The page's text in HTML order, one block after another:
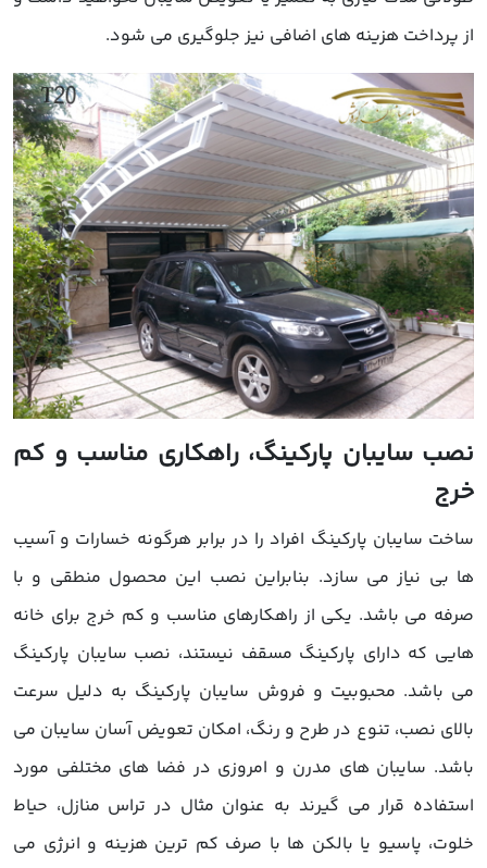
پرداخت هزینه های اضافی نیز جلوگیری می شود.
سایبان پارکینگ، راهکاری مناسب و کم
سایبان پارکینگ افراد را در برابر هرگونه خسارات و آسیب
بی نیاز می سازد. بنابراین نصب این محصول منطقی و با
می باشد. یکی از راهکارهای مناسب و کم خرج برای خانه
که دارای پارکینگ مسقف نیستند، نصب سایبان پارکینگ
باشد. محبوبیت و فروش سایبان پارکینگ به دلیل سرعت
نصب، تنوع در طرح و رنگ، امکان تعویض آسان سایبان می
سایبان های مدرن و امروزی در فضا های مختلفی مورد
قرار می گیرند به عنوان مثال در تراس منازل، حیاط
پاسیو یا بالکن ها با صرف کم ترین هزینه و انرژی می